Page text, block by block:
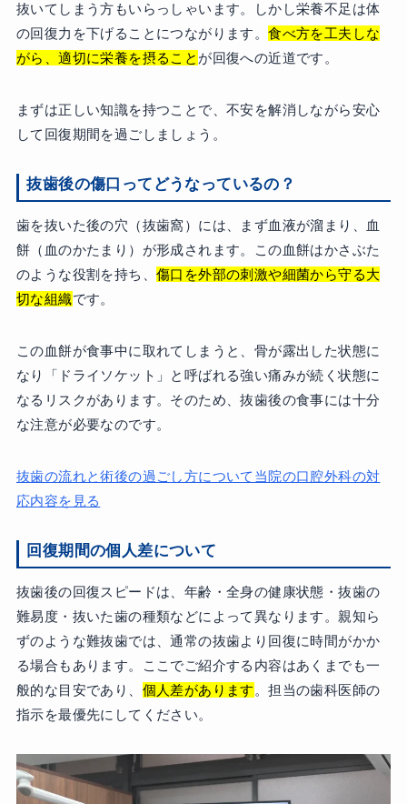
抜いてしまう方もいらっしゃいます。しかし栄養不足は体
の回復力を下げることにつながります。食べ方を工夫しな
がら、適切に栄養を摂ること が回復への近道です。
まずは正しい知識を持つことで、不安を解消しながら安心
して回復期間を過ごしましょう。
抜歯後の傷口ってどうなっているの？
歯を抜いた後の穴（抜歯窩）には、まず血液が溜まり、血
餅（血のかたまり）が形成されます。この血餅はかさぶた
のような役割を持ち、 傷口を外部の刺激や細菌から守る大
切な組織です。
この血餅が食事中に取れてしまうと、骨が露出した状態に
なり「ドライソケット」と呼ばれる強い痛みが続く状態に
なるリスクがあります。そのため、抜歯後の食事には十分
な注意が必要なのです。
抜歯の流れと術後の過ごし方について当院の口腔外科の対
応内容を見る
回復期間の個人差について
抜歯後の回復スピードは、年齢・全身の健康状態・抜歯の
難易度・抜いた歯の種類などによって異なります。親知ら
ずのような難抜歯では、通常の抜歯より回復に時間がかか
る場合もあります。ここでご紹介する内容はあくまでも一
般的な目安であり、 個人差があります 。担当の歯科医師の
指示を最優先にしてください。